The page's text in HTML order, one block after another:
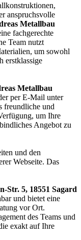
anspruchsvolle
Metallbau
fachgerechte
Team nutzt
um sowohl
erstklassige
Metallbau
per E-Mail unter
freundliche und
um Ihre
Angebot zu
und den
Webseite. Das
Str. 5, 18551 Sagard
und bietet eine
vor Ort.
des Teams und
exakt auf Ihre